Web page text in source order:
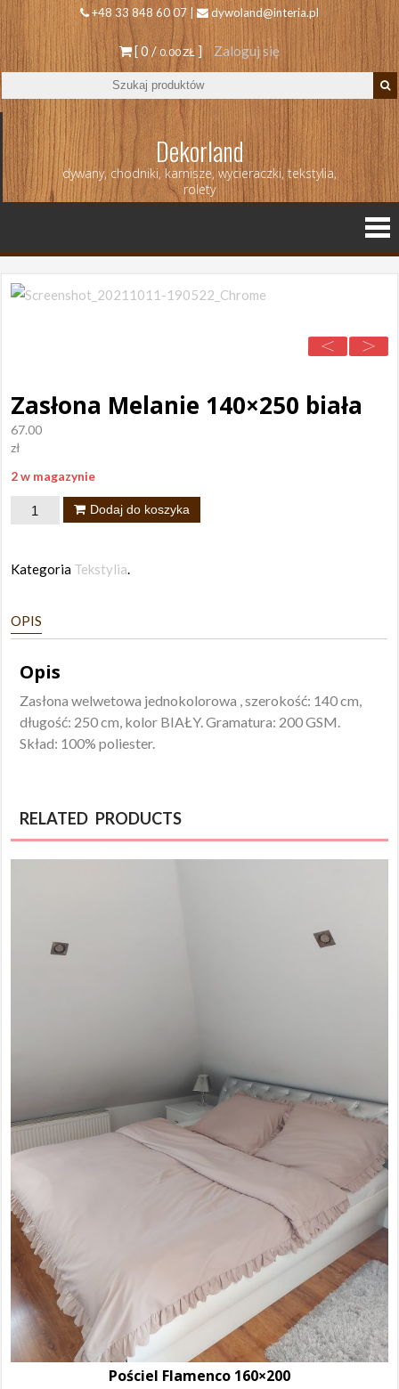
+48 33 848 60 07 | dywoland@interia.pl
[ 0 /0.00 ZŁ ] Zaloguj się
Dekorland
dywany, chodniki, karnisze, wycieraczki, tekstylia,
rolety
Zasłona Melanie 140×250 biała
67.00
zł
2 w magazynie
ilość
140x250
Dodaj do koszyka
Kategoria Tekstylia.
OPIS
Opis
Zasłona welwetowa jednokolorowa , szerokość: 140 cm,
długość: 250 cm, kolor BIAŁY. Gramatura: 200 GSM.
Skład: 100% poliester.
RELATED PRODUCTS
Pościel Flamenco 160×200